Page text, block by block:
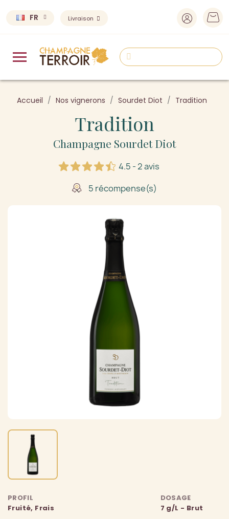
FR Livraison
Accueil Nos vignerons Sourdet Diot Tradition
Tradition
Champagne Sourdet Diot
4.5 - 2 avis
5 récompense(s)
PROFIL
Fruité, Frais
DOSAGE
7 g/L - Brut